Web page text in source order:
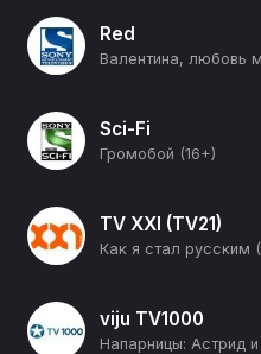
Red
Валентина, любовь
Sci-Fi
Громобой (16+)
TV XXI (TV21)
Как я стал русским
viju TV1000
Напарницы: Астрид